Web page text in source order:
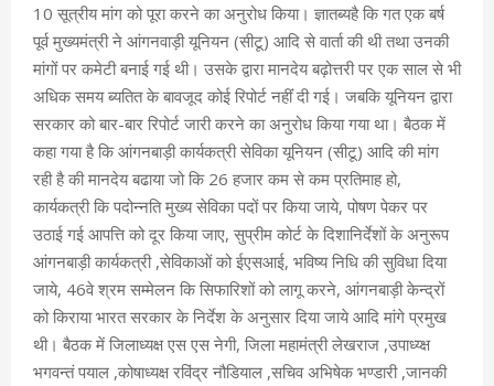
10 सूत्रीय मांग को पूरा करने का अनुरोध किया। ज्ञातब्य‌है कि गत एक बर्ष
पूर्व मुख्यमंत्री ने आंगनवाड़ी यूनियन (सीटू) आदि से वार्ता की थी तथा उनकी
मांगों पर कमेटी बनाई गई थी। उसके द्वारा मानदेय बढ़ोत्तरी पर एक साल से भी
अधिक समय ब्यतित के बावजूद कोई रिपोर्ट नहींं दी गई। जबकि यूनियन द्वारा
सरकार को बार-बार रिपोर्ट जारी करने का अनुरोध किया गया था। बैठक में
कहा गया है कि आंगनबाड़ी कार्यकत्री सेविका यूनियन (सीटू) आदि की मांग
रही है की मानदेय बढाया जो कि 26 हजार कम से कम प्रतिमाह हो,
कार्यकत्री कि पदोन्नति मुख्य सेविका पदों पर किया जाये, पोषण पेकर पर
उठाई गई आपत्ति को दूर किया जाए, सुप्रीम कोर्ट के दिशानिर्देशों के अनुरूप
आंगनबाड़ी कार्यकत्री ,सेविकाओं को ईएसआई, भविष्य निधि की सुविधा दिया
जाये, 46वे श्रम सम्मेलन कि सिफारिशों को लागू करने, आंगनबाड़ी केन्द्रों
को किराया भारत सरकार के निर्देश के अनुसार दिया जाये आदि मांगे प्रमुख
थी। बैठक में जिलाध्यक्ष एस एस नेगी, जिला महामंत्री लेखराज ,उपाध्य्क्ष
भगवन्तं पयाल ,कोषाध्यक्ष रविंद्र नौडियाल ,सचिव अभिषेक भण्डारी ,जानकी